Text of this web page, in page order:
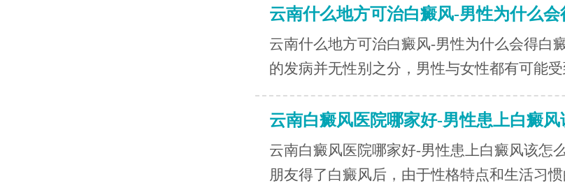
云南什么地方可治白癜风-男性为什么会
云南什么地方可治白癜风-男性为什么会得白
的发病并无性别之分，男性与女性都有可能
云南白癜风医院哪家好-男性患上白癜风
云南白癜风医院哪家好-男性患上白癜风该怎
朋友得了白癜风后，由于性格特点和生活习